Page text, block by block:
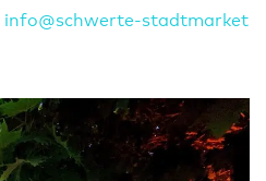
info@schwerte-stadtmarket